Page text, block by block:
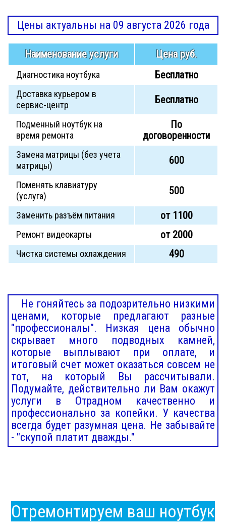
Цены актуальны на 09 августа 2026 года
Наименование услуги Цена руб.
Диагностика ноутбука Бесплатно
Доставка курьером в
сервис-центр
Бесплатно
Подменный ноутбук на
время ремонта
По
договоренности
Замена матрицы (без учета
матрицы)
600
Поменять клавиатуру
(услуга)
500
Заменить разъём питания от 1100
Ремонт видеокарты от 2000
Чистка системы охлаждения 490
Не гоняйтесь за подозрительно низкими
ценами, которые предлагают разные
"профессионалы". Низкая цена обычно
скрывает много подводных камней,
которые выплывают при оплате, и
итоговый счет может оказаться совсем не
тот, на который Вы рассчитывали.
Подумайте, действительно ли Вам окажут
услуги в Отрадном качественно и
профессионально за копейки. У качества
всегда будет разумная цена. Не забывайте
- "скупой платит дважды."
Отремонтируем ваш ноутбук